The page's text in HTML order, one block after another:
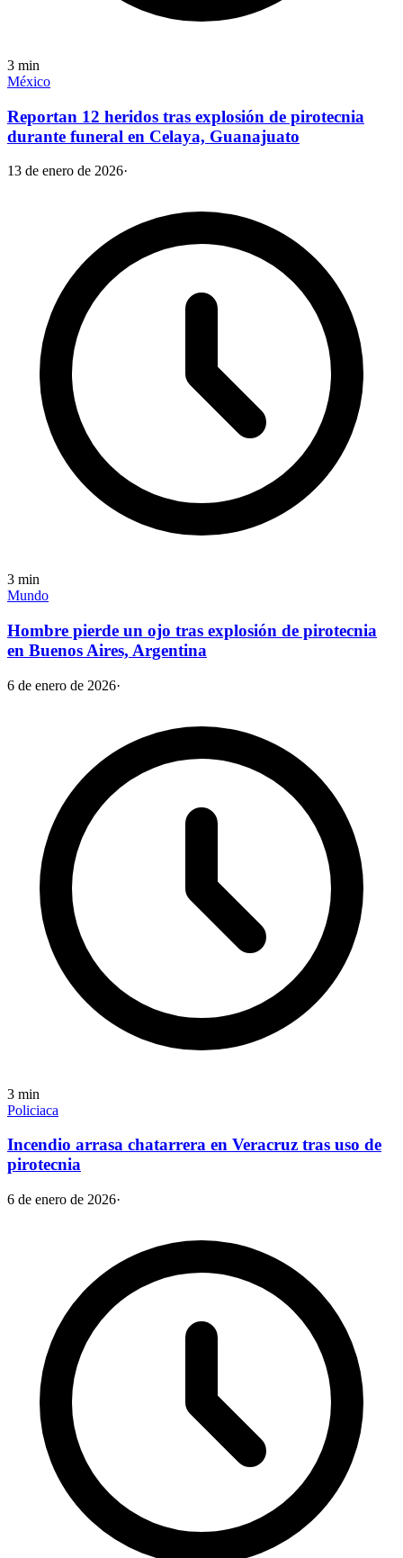
3 min
México
Reportan 12 heridos tras explosión de pirotecnia
durante funeral en Celaya, Guanajuato
13 de enero de 2026·
3 min
Mundo
Hombre pierde un ojo tras explosión de pirotecnia
en Buenos Aires, Argentina
6 de enero de 2026·
3 min
Policiaca
Incendio arrasa chatarrera en Veracruz tras uso de
pirotecnia
6 de enero de 2026·